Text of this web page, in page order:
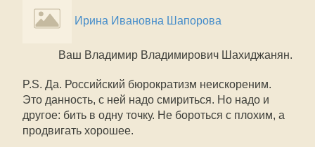
Ирина Ивановна Шапорова
Ваш Владимир Владимирович Шахиджанян.
P.S. Да. Российский бюрократизм неискореним.
Это данность, с ней надо смириться. Но надо и
другое: бить в одну точку. Не бороться с плохим, а
продвигать хорошее.